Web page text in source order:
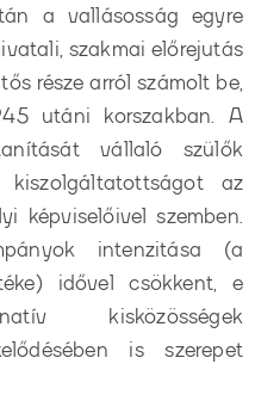
a vallásosság egyre
szakmai előrejutás
része arról számolt be,
utáni korszakban. A
vállaló szülők
az
képviselőivel szemben.
intenzitása (a
idővel csökkent, e
kisközösségek
is szerepet